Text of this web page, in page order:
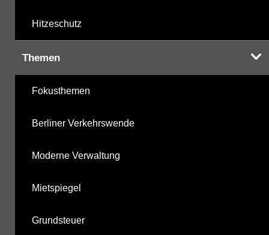
Hitzeschutz
Themen
Fokusthemen
Berliner Verkehrswende
Moderne Verwaltung
Mietspiegel
Grundsteuer